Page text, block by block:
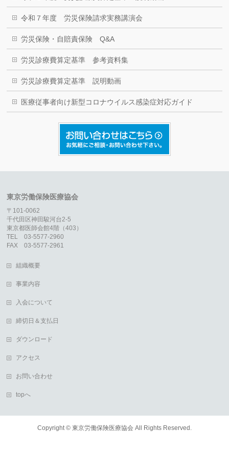
令和７年度 労災保険請求実務講演会
労災保険・自賠責保険 Q&A
労災診療費算定基準 参考資料集
労災診療費算定基準 説明動画
医療従事者向け新型コロナウイルス感染症対応ガイド
東京労働保険医療協会
〒101-0062
千代田区神田駿河台2-5
東京都医師会館4階（403）
TEL 03-5577-2960
FAX 03-5577-2961
組織概要
事業内容
入会について
締切日＆支払日
ダウンロード
アクセス
お問い合わせ
topへ
Copyright © 東京労働保険医療協会All Rights Reserved.